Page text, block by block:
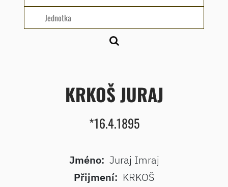
KRKOŠ JURAJ
*16.4.1895
Jméno: Juraj Imraj
Přijmení: KRKOŠ